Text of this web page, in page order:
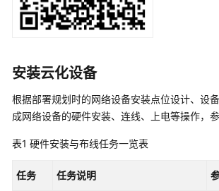
组
网
网
需
置
安装云化设备
根据部署规划时的网络设备安装点位设计、设
成网络设备的硬件安装、连线、上电等操作，
表1 硬件安装与布线任务一览表
任务 任务说明